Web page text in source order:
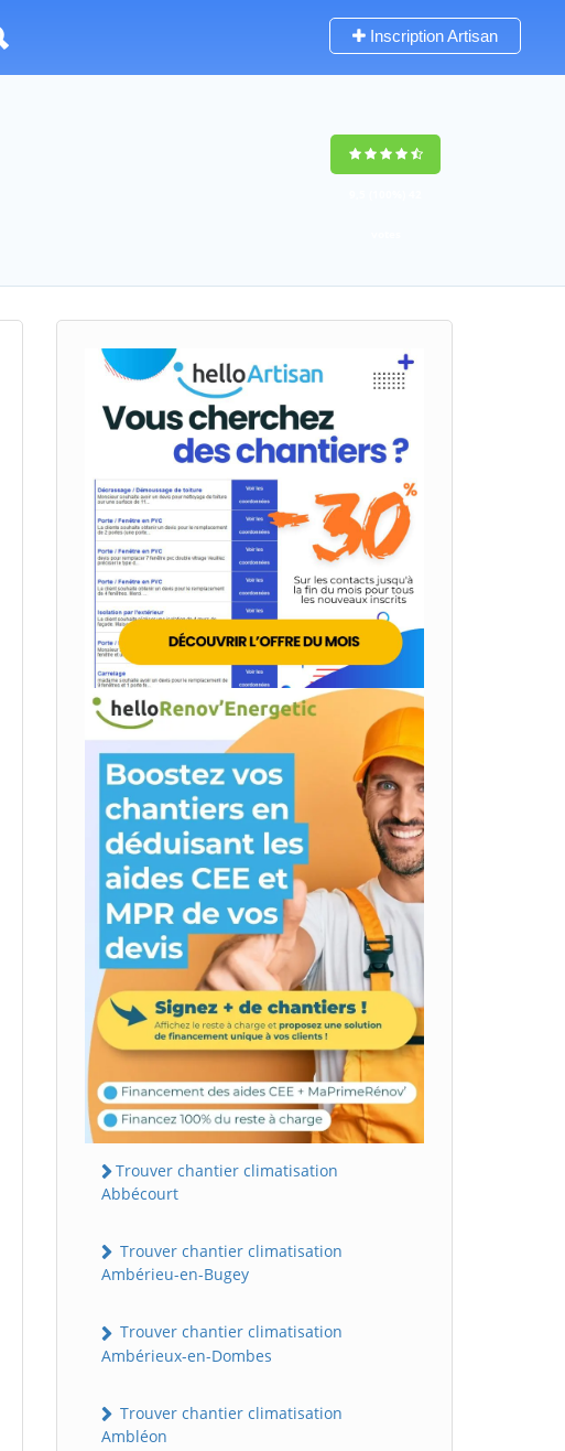
Inscription Artisan
Trouver chantier climatisation
Abbécourt
Trouver chantier climatisation
Ambérieu-en-Bugey
Trouver chantier climatisation
Ambérieux-en-Dombes
Trouver chantier climatisation
Ambléon